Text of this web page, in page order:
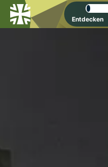
Entdecken